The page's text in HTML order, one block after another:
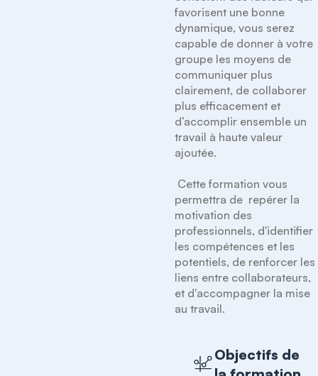
favorisent une bonne
dynamique, vous serez
capable de donner à votre
groupe les moyens de
communiquer plus
clairement, de collaborer
plus efficacement et
d’accomplir ensemble un
travail à haute valeur
ajoutée.
permettra de  repérer la
motivation des
professionnels, d'identifier
les compétences et les
potentiels, de renforcer les
liens entre collaborateurs,
et d'accompagner la mise
au travail.
Objectifs de